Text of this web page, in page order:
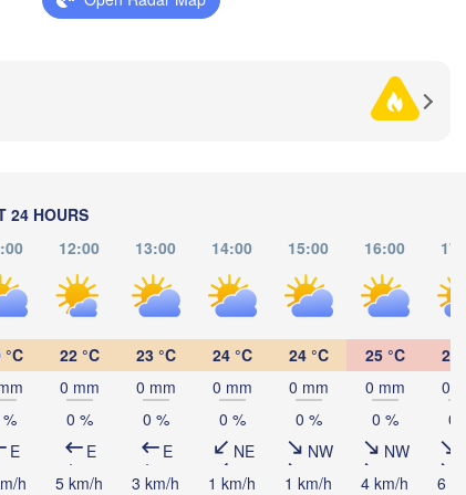
24 HOURS
12:00 13:00 14:00 15:00 16:00
°C
E
h
22 °C
0 mm
0 %
E
5 km/h
23 °C
0 mm
0 %
E
3 km/h
24 °C
0 mm
0 %
NE
1 km/h
24 °C
0 mm
0 %
NW
1 km/h
25 °C
0 mm
0 %
NW
4 km/h
25
0
0
6
București
Одеса
Constanța
Кропивницький
(Kropyvnytskyi)
Galați
Варна